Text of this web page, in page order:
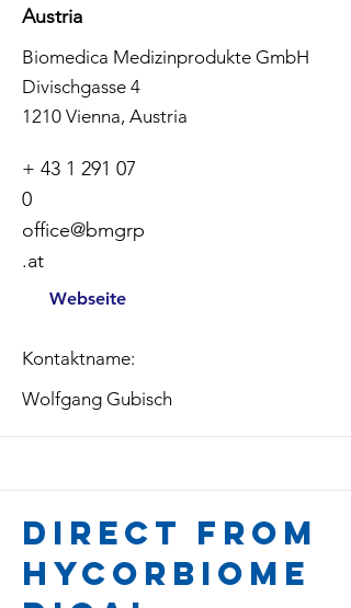
Austria
Biomedica Medizinprodukte GmbH
Divischgasse 4
1210 Vienna, Austria
+ 43 1 291 07
0
office@bmgrp
.at
Webseite
Kontaktname:
Wolfgang Gubisch
Direct from
Hycorbiome